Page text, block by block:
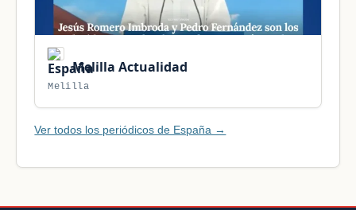
Melilla Actualidad
Melilla
Ver todos los periódicos de España →